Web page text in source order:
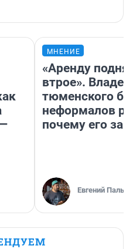
МНЕНИЕ
«Аренду
втрое».
тюменского
неформалов
почему его
Евгений